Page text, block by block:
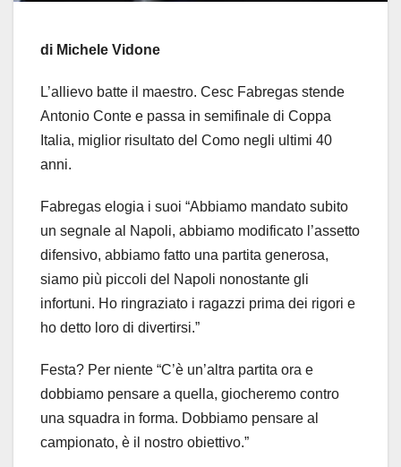
di Michele Vidone
L’allievo batte il maestro. Cesc Fabregas stende
Antonio Conte e passa in semifinale di Coppa
Italia, miglior risultato del Como negli ultimi 40
anni.
Fabregas elogia i suoi “Abbiamo mandato subito
un segnale al Napoli, abbiamo modificato l’assetto
difensivo, abbiamo fatto una partita generosa,
siamo più piccoli del Napoli nonostante gli
infortuni. Ho ringraziato i ragazzi prima dei rigori e
ho detto loro di divertirsi.”
Festa? Per niente “C’è un’altra partita ora e
dobbiamo pensare a quella, giocheremo contro
una squadra in forma. Dobbiamo pensare al
campionato, è il nostro obiettivo.”